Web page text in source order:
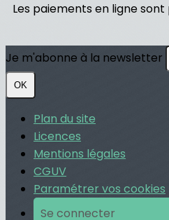
Les paiements en ligne
Je m'abonne à la newsletter
OK
Plan du site
Licences
Mentions légales
CGUV
Paramétrer vos cookies
Se connecter